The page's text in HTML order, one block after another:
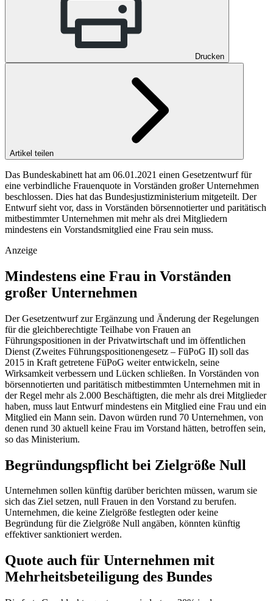
Drucken
Artikel teilen
Das Bundeskabinett hat am 06.01.2021 einen Gesetzentwurf für
eine verbindliche Frauenquote in Vorständen großer Unternehmen
beschlossen. Dies hat das Bundesjustizministerium mitgeteilt. Der
Entwurf sieht vor, dass in Vorständen börsennotierter und paritätisch
mitbestimmter Unternehmen mit mehr als drei Mitgliedern
mindestens ein Vorstandsmitglied eine Frau sein muss.
Anzeige
Mindestens eine Frau in Vorständen
großer Unternehmen
Der Gesetzentwurf zur Ergänzung und Änderung der Regelungen
für die gleichberechtigte Teilhabe von Frauen an
Führungspositionen in der Privatwirtschaft und im öffentlichen
Dienst (Zweites Führungspositionengesetz – FüPoG II) soll das
2015 in Kraft getretene FüPoG weiter entwickeln, seine
Wirksamkeit verbessern und Lücken schließen. In Vorständen von
börsennotierten und paritätisch mitbestimmten Unternehmen mit in
der Regel mehr als 2.000 Beschäftigten, die mehr als drei Mitglieder
haben, muss laut Entwurf mindestens ein Mitglied eine Frau und ein
Mitglied ein Mann sein. Davon würden rund 70 Unternehmen, von
denen rund 30 aktuell keine Frau im Vorstand hätten, betroffen sein,
so das Ministerium.
Begründungspflicht bei Zielgröße Null
Unternehmen sollen künftig darüber berichten müssen, warum sie
sich das Ziel setzen, null Frauen in den Vorstand zu berufen.
Unternehmen, die keine Zielgröße festlegten oder keine
Begründung für die Zielgröße Null angäben, könnten künftig
effektiver sanktioniert werden.
Quote auch für Unternehmen mit
Mehrheitsbeteiligung des Bundes